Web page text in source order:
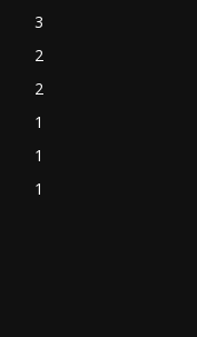
3
2
2
1
1
1